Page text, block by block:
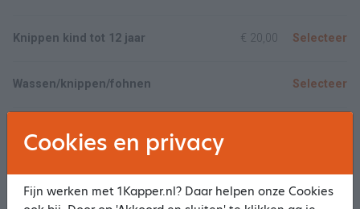
Knippen kind tot 12 jaar € 20,00 Selecteer
Wassen/knippen/fohnen Selecteer
Highlights/lowlights half lang haar Selecteer
Cookies en privacy
Fijn werken met 1Kapper.nl? Daar helpen onze Cookies